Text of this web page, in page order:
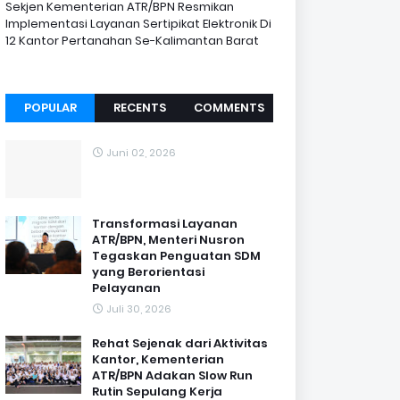
Sekjen Kementerian ATR/BPN Resmikan
Implementasi Layanan Sertipikat Elektronik Di
12 Kantor Pertanahan Se-Kalimantan Barat
POPULAR RECENTS COMMENTS
Juni 02, 2026
Transformasi Layanan
ATR/BPN, Menteri Nusron
Tegaskan Penguatan SDM
yang Berorientasi
Pelayanan
Juli 30, 2026
Rehat Sejenak dari Aktivitas
Kantor, Kementerian
ATR/BPN Adakan Slow Run
Rutin Sepulang Kerja